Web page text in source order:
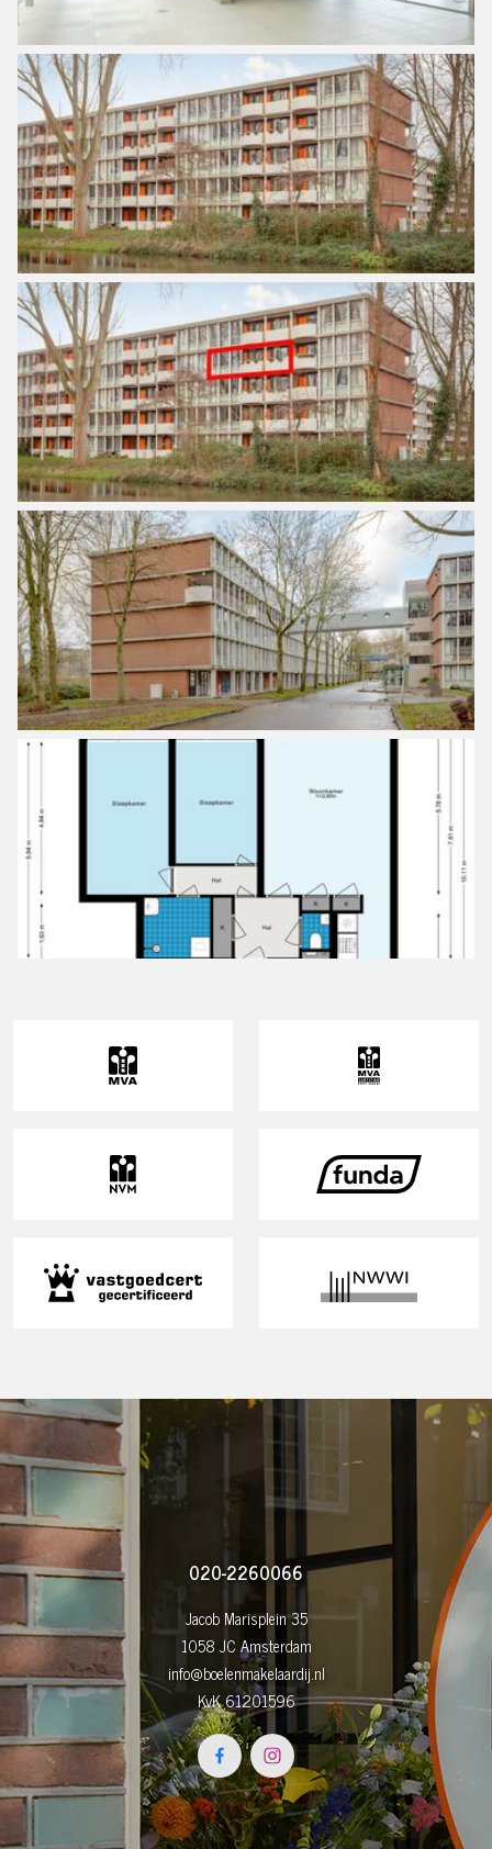
020-2260066
Jacob Marisplein 35
1058 JC Amsterdam
info@boelenmakelaardij.nl
KvK 61201596